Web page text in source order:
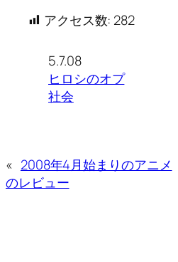
アクセス数: 282
5.7.08
ヒロシのオプ
社会
« 2008年4月始まりのアニメ
のレビュー